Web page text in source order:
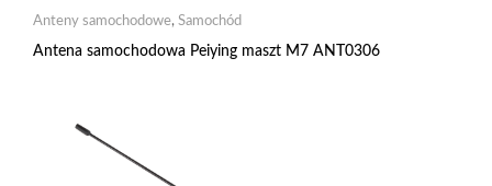
Anteny samochodowe, Samochód
Antena samochodowa Peiying maszt M7 ANT0306